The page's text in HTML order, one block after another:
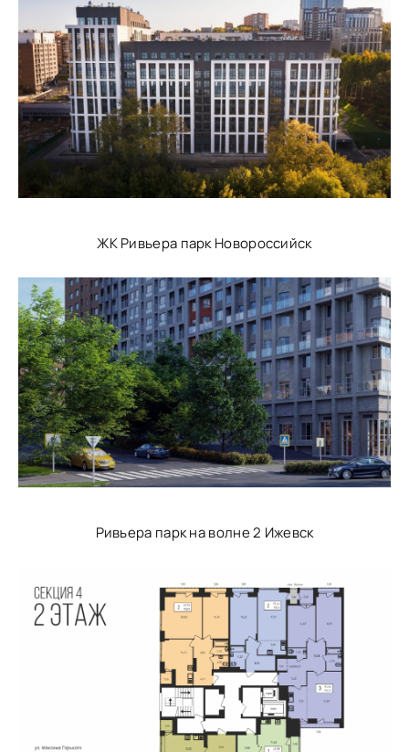
ЖК Ривьера парк Новороссийск
Ривьера парк на волне 2 Ижевск